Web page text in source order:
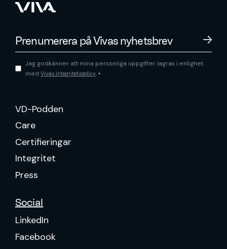
Jag godkänner att mina personliga uppgifter lagras i enlighet
med Vivas integritetspolicy. *
VD-Podden
Care
Certifieringar
Integritet
Press
Social
LinkedIn
Facebook